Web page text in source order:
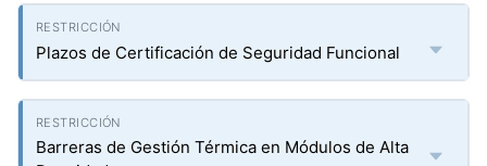
Plazos de Certificación de Seguridad Funcional
Barreras de Gestión Térmica en Módulos de Alta